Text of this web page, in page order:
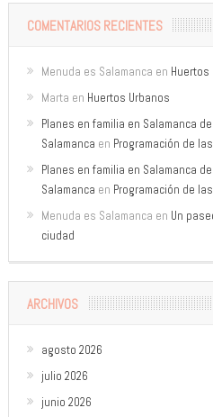
COMENTARIOS RECIENTES
Menuda es Salamanca en Huertos
Marta en Huertos Urbanos
Planes en familia en Salamanca
Salamanca en Programación de
Planes en familia en Salamanca
Salamanca en Programación de
Menuda es Salamanca en Un
ciudad
ARCHIVOS
agosto 2026
julio 2026
junio 2026